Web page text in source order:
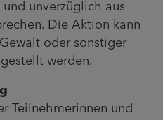
unverzüglich aus
Die Aktion kann
oder sonstiger
werden.
Teilnehmerinnen und